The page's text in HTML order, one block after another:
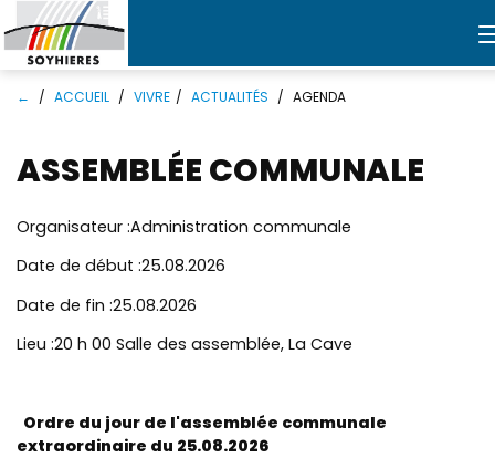
clés
Rechercher
← ACCUEIL VIVRE ACTUALITÉS AGENDA
ASSEMBLÉE COMMUNALE
Organisateur :Administration communale
Date de début :25.08.2026
Date de fin :25.08.2026
Lieu :20 h 00 Salle des assemblée, La Cave
Ordre du jour de l'assemblée communale
extraordinaire du 25.08.2026